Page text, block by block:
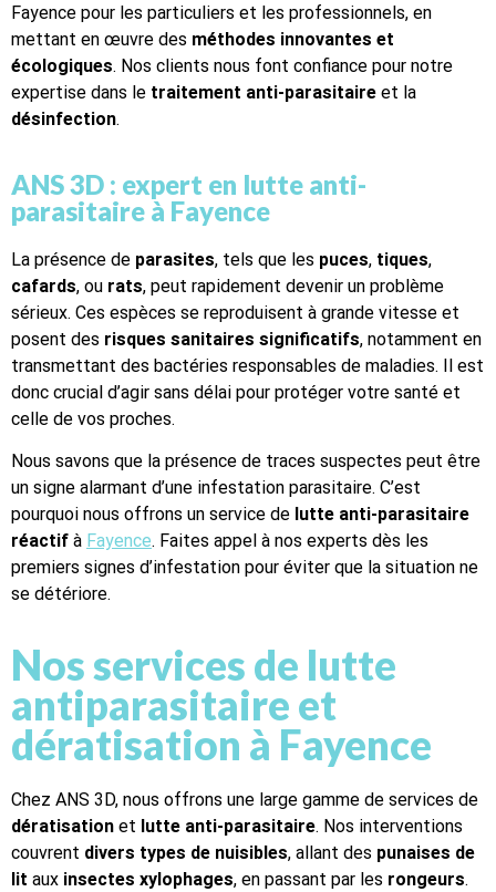
Fayence pour les particuliers et les professionnels, en
mettant en œuvre des méthodes innovantes et
écologiques. Nos clients nous font confiance pour notre
expertise dans le traitement anti-parasitaire et la
désinfection.
ANS 3D : expert en lutte anti-
parasitaire à Fayence
La présence de parasites, tels que les puces, tiques,
cafards, ou rats, peut rapidement devenir un problème
sérieux. Ces espèces se reproduisent à grande vitesse et
posent des risques sanitaires significatifs, notamment en
transmettant des bactéries responsables de maladies. Il est
donc crucial d’agir sans délai pour protéger votre santé et
celle de vos proches.
Nous savons que la présence de traces suspectes peut être
un signe alarmant d’une infestation parasitaire. C’est
pourquoi nous offrons un service de lutte anti-parasitaire
réactif à Fayence. Faites appel à nos experts dès les
premiers signes d’infestation pour éviter que la situation ne
se détériore.
Nos services de lutte
antiparasitaire et
dératisation à Fayence
Chez ANS 3D, nous offrons une large gamme de services de
dératisation et lutte anti-parasitaire. Nos interventions
couvrent divers types de nuisibles, allant des punaises de
lit aux insectes xylophages, en passant par les rongeurs.